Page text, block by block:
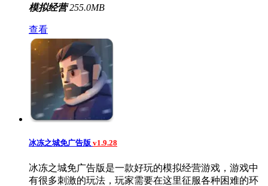
模拟经营 255.0MB
查看
冰冻之城免广告版 v1.9.28
冰冻之城免广告版是一款好玩的模拟经营游戏，游戏中
有很多刺激的玩法，玩家需要在这里征服各种困难的环